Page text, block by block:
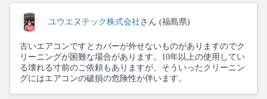
ユウエヌテック株式会社 さん (福島県)
古いエアコンですとカバーが外せないものがありますのでク
リーニングが困難な場合があります。10年以上の使用してい
る壊れる寸前のご依頼もありますが、そういったクリーニン
グにはエアコンの破損の危険性が伴います。